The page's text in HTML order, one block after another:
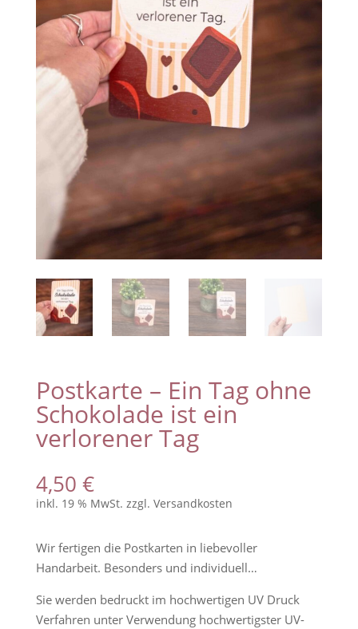
Postkarte – Ein Tag ohne
Schokolade ist ein
verlorener Tag
4,50 €
inkl. 19 % MwSt. zzgl. Versandkosten
Wir fertigen die Postkarten in liebevoller
Handarbeit. Besonders und individuell…
Sie werden bedruckt im hochwertigen UV Druck
Verfahren unter Verwendung hochwertigster UV-